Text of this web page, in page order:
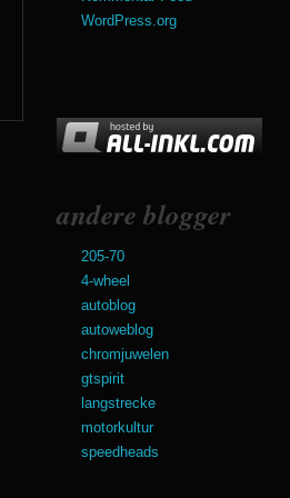
WordPress.org
andere blogger
205-70
4-wheel
autoblog
autoweblog
chromjuwelen
gtspirit
langstrecke
motorkultur
speedheads